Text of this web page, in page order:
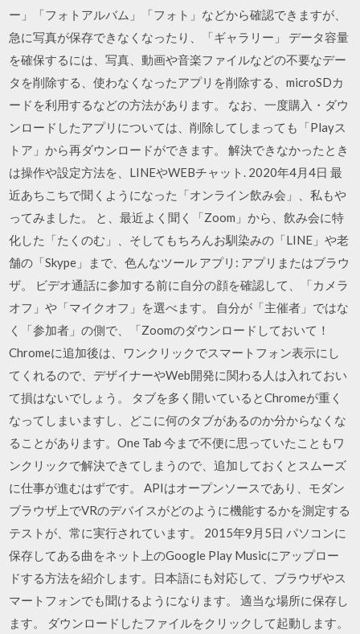
ー」「フォトアルバム」「フォト」などから確認できますが、
急に写真が保存できなくなったり、「ギャラリー」 データ容量
を確保するには、写真、動画や音楽ファイルなどの不要なデー
タを削除する、使わなくなったアプリを削除する、microSDカ
ードを利用するなどの方法があります。 なお、一度購入・ダウ
ンロードしたアプリについては、削除してしまっても「Playス
トア」から再ダウンロードができます。 解決できなかったとき
は操作や設定方法を、LINEやWEBチャット. 2020年4月4日 最
近あちこちで聞くようになった「オンライン飲み会」、私もや
ってみました。 と、最近よく聞く「Zoom」から、飲み会に特
化した「たくのむ」、そしてもちろんお馴染みの「LINE」や老
舗の「Skype」まで、色んなツール アプリ: アプリまたはブラウ
ザ。 ビデオ通話に参加する前に自分の顔を確認して、「カメラ
オフ」や「マイクオフ」を選べます。 自分が「主催者」ではな
く「参加者」の側で、「Zoomのダウンロードしておいて！
Chromeに追加後は、ワンクリックでスマートフォン表示にし
てくれるので、デザイナーやWeb開発に関わる人は入れておい
て損はないでしょう。 タブを多く開いているとChromeが重く
なってしまいますし、どこに何のタブがあるのか分からなくな
ることがあります。One Tab 今まで不便に思っていたこともワ
ンクリックで解決できてしまうので、追加しておくとスムーズ
に仕事が進むはずです。 APIはオープンソースであり、モダン
ブラウザ上でVRのデバイスがどのように機能するかを測定する
テストが、常に実行されています。 2015年9月5日 パソコンに
保存してある曲をネット上のGoogle Play Musicにアップロー
ドする方法を紹介します。日本語にも対応して、ブラウザやス
マートフォンでも聞けるようになります。 適当な場所に保存し
ます。 ダウンロードしたファイルをクリックして起動します。